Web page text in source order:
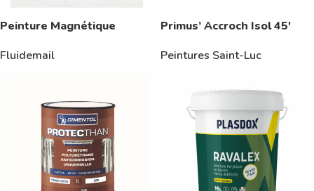
Peinture Magnétique
Fluidemail
Primus’ Accroch Isol 45′
Peintures Saint-Luc